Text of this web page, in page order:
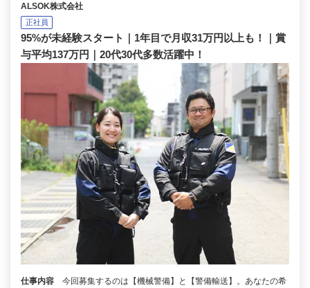
ALSOK株式会社
正社員
95%が未経験スタート｜1年目で月収31万円以上も！｜賞
与平均137万円｜20代30代多数活躍中！
仕事内容
今回募集するのは【機械警備】と【警備輸送】。あなたの希